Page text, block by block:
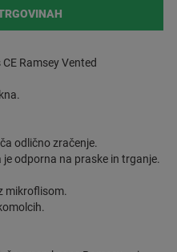
Ramsey Vented
odlično zračenje.
odporna na praske in trganje.
mikroflisom.